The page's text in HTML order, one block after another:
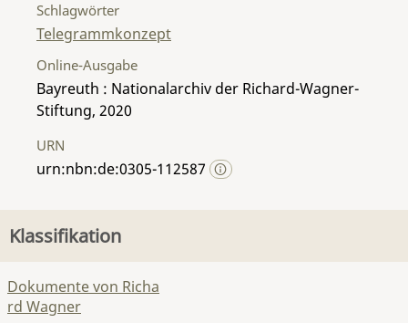
Schlagwörter
Telegrammkonzept
Online-Ausgabe
Bayreuth : Nationalarchiv der Richard-Wagner-
Stiftung, 2020
URN
urn:nbn:de:0305-112587
Klassifikation
Dokumente von Richa
rd Wagner